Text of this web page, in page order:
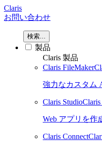
Claris
お問い合わせ
検索...
製品
Claris 製品
Claris FileMaker
強力なカスタム
Claris Studio
Web アプリを作
Claris Connect